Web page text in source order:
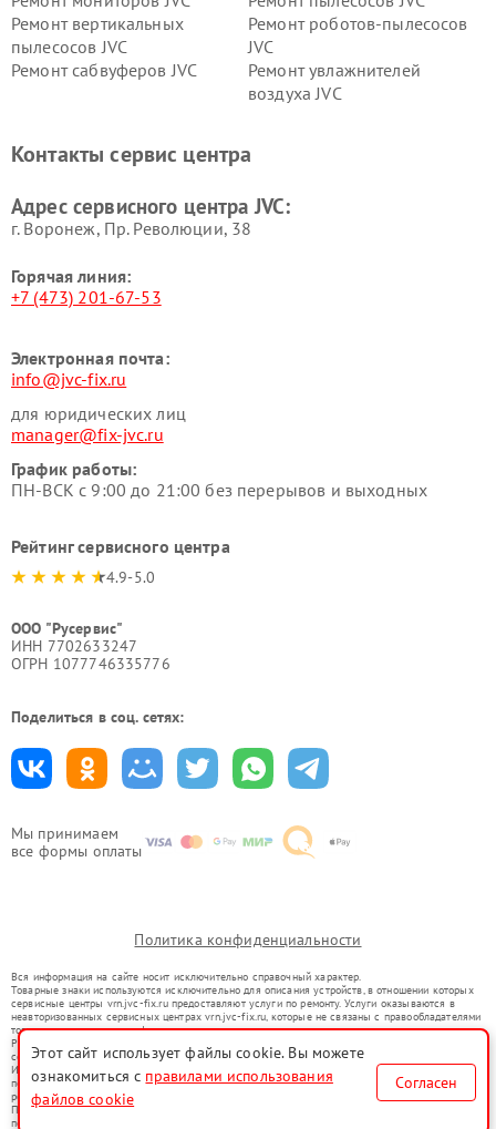
Мы принимаем
все формы оплаты
Ремонт вертикальных
пылесосов JVC
Ремонт роботов-пылесосов
JVC
Ремонт сабвуферов JVC
Ремонт увлажнителей
воздуха JVC
Контакты сервис центра
Адрес сервисного центра JVC:
г. Воронеж, Пр. Революции, 38
Горячая линия:
+7 (473) 201-67-53
Электронная почта:
info@jvc-fix.ru
для юридических лиц
manager@fix-jvc.ru
График работы:
ПН-ВСК с 9:00 до 21:00 без перерывов и выходных
Рейтинг сервисного центра
4.9-5.0
ООО "Русервис"
ИНН 7702633247
ОГРН 1077746335776
Поделиться в соц. сетях:
Политика конфиденциальности
Вся информация на сайте носит исключительно справочный характер.
Товарные знаки используются исключительно для описания устройств, в отношении которых
сервисные центры vrn.jvc-fix.ru предоставляют услуги по ремонту. Услуги оказываются в
неавторизованных сервисных центрах vrn.jvc-fix.ru, которые не связаны с правообладателями
товарных знаков или их официальными представителями.
Ремонт осуществляется для устройств, уже введенных в гражданский оборот в соответствии
со статьей 1487 ГК РФ.
Использование товарных знаков не преследует цели индивидуализации услуг или введения
потребителей в заблуждение, а служит для информирования о предоставляемых услугах по
ремонту техники указанных брендов.
Представленная на сайте информация не является публичной офертой, определяемой
положениями Статьи 437(2) Гражданского кодекса РФ
Этот сайт использует файлы cookie. Вы можете
ознакомиться с правилами использования
файлов cookie
Согласен